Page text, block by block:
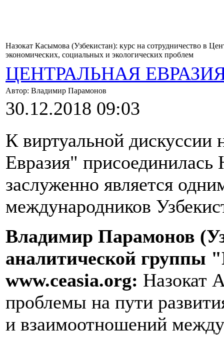
Назокат Касымова (Узбекистан): курс на сотрудничество в
экономических, социальных и экологических проблем
ЦЕНТРАЛЬНАЯ
Автор: Владимир Парамонов
30.12.2018 09:03
К виртуальной дискуссии
Евразия" присоединилась
заслуженно является
международников
Владимир Парамонов
аналитической группы
www.ceasia.org: Назокат
проблемы на пути
и взаимоотношений